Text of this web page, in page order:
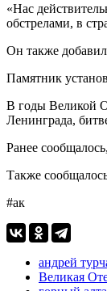
«Нас
обстрелами, в
Он также
Памятник
В годы Великой
Ленинграда,
Ранее
Также
#ак
андрей
Великая